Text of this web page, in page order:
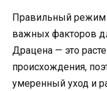
Правильный режим
важных факторов
Драцена — это
происхождения,
умеренный уход и